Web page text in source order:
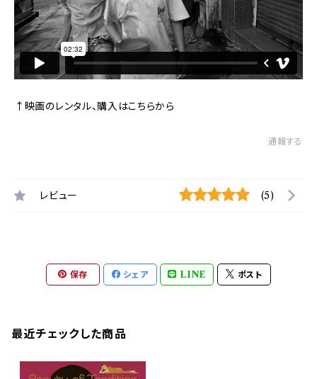
↑映画のレンタル、購入はこちらから
通報する
レビュー (5)
保存 シェア LINE ポスト
最近チェックした商品